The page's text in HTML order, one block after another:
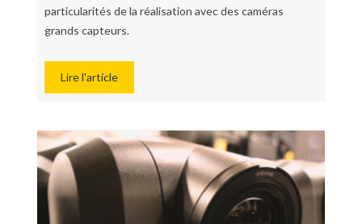
particularités de la réalisation avec des caméras
grands capteurs.
Lire l'article